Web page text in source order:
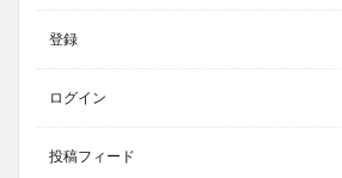
登録
ログイン
投稿フィード